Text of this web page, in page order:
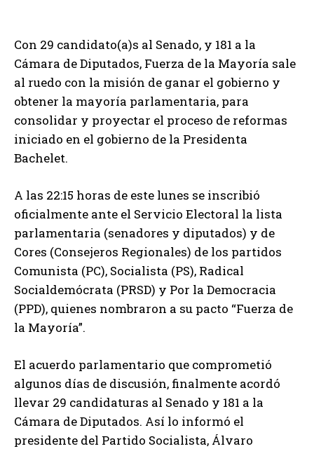
Con 29 candidato(a)s al Senado, y 181 a la
Cámara de Diputados, Fuerza de la Mayoría sale
al ruedo con la misión de ganar el gobierno y
obtener la mayoría parlamentaria, para
consolidar y proyectar el proceso de reformas
iniciado en el gobierno de la Presidenta
Bachelet.
A las 22:15 horas de este lunes se inscribió
oficialmente ante el Servicio Electoral la lista
parlamentaria (senadores y diputados) y de
Cores (Consejeros Regionales) de los partidos
Comunista (PC), Socialista (PS), Radical
Socialdemócrata (PRSD) y Por la Democracia
(PPD), quienes nombraron a su pacto “Fuerza de
la Mayoría”.
El acuerdo parlamentario que comprometió
algunos días de discusión, finalmente acordó
llevar 29 candidaturas al Senado y 181 a la
Cámara de Diputados. Así lo informó el
presidente del Partido Socialista, Álvaro